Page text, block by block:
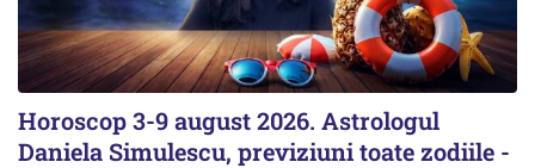
Horoscop 3-9 august 2026. Astrologul
Daniela Simulescu, previziuni toate zodiile -